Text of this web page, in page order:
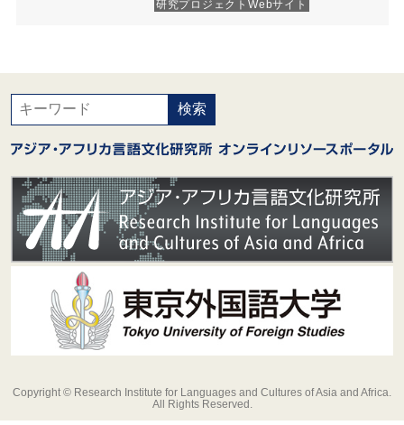
研究プロジェクトWebサイト
Copyright © Research Institute for Languages and Cultures of Asia and Africa.
All Rights Reserved.